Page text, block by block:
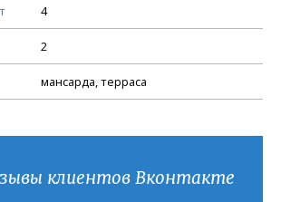
4
2
мансарда, терраса
системы
кровли
клиентов Вконтакте